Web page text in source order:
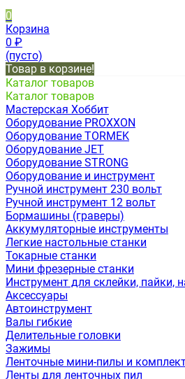
0
Корзина
0 ₽
(пусто)
Товар в корзине!
Каталог товаров
Каталог товаров
Мастерская Хоббит
Оборудование PROXXON
Оборудование TORMEK
Оборудование JET
Оборудование STRONG
Оборудование и инструмент
Ручной инструмент 230 вольт
Ручной инструмент 12 вольт
Бормашины (граверы)
Аккумуляторные инструменты
Легкие настольные станки
Токарные станки
Мини фрезерные станки
Инструмент для склейки, пайки,
Аксессуары
Автоинструмент
Валы гибкие
Делительные головки
Зажимы
Ленточные мини-пилы и
Ленты для ленточных пил